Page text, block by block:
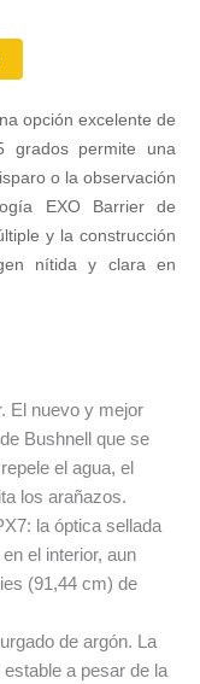
opción excelente de
grados permite una
o la observación
EXO Barrier de
y la construcción
nítida y clara en
El nuevo y mejor
Bushnell que se
el agua, el
los arañazos.
la óptica sellada
el interior, aun
(91,44 cm) de
de argón. La
a pesar de la